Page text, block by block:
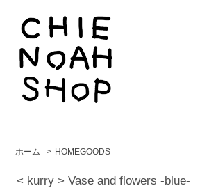
ホーム > HOMEGOODS
< kurry > Vase and flowers -blue-